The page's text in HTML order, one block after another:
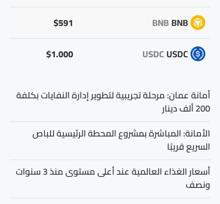
BNB
BNB
$591
USDC
USDC
$1.000
أمانة عمان: مرحلة تجريبية لتطوير إدارة النفايات بكلفة
200 ألف دينار
الأمانة: المباشرة بمشروع المحطة الرئيسية للباص
السريع قريبًا
أسعار الغذاء العالمية عند أعلى مستوى منذ 3 سنوات
ونصف